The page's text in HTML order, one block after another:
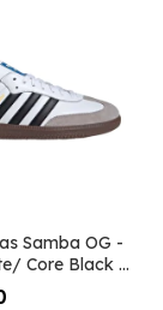
Samba OG -
Core Black /